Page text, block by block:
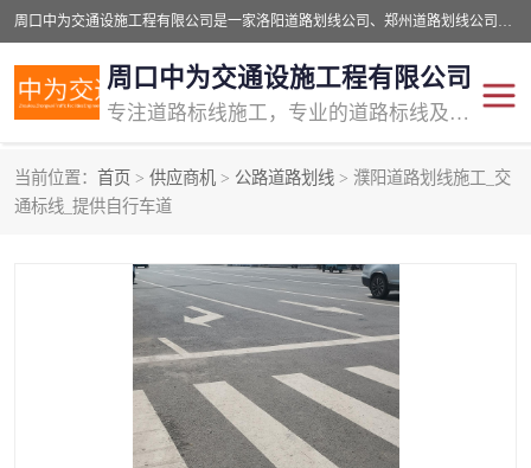
周口中为交通设施工程有限公司是一家洛阳道路划线公司、郑州道路划线公司、平顶山道路车位划线公司、开封车位划线公司、许昌道路车位划线公司、漯河道路车位划线公司，公司始终坚持“诚信、匠心、专注”的宗旨；我们的经营理念是：的服务。
周口中为交通设施工程有限公司
专注道路标线施工，专业的道路标线及交通设施施工服务商!
当前位置： 首页 > 供应商机 > 公路道路划线 > 濮阳道路划线施工_交
通标线_提供自行车道
交通道路标线
道路标线划线 马路标线
道路划线